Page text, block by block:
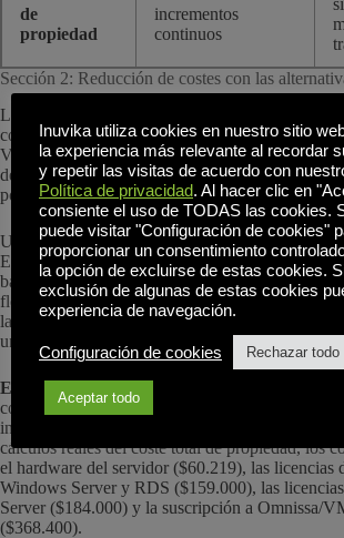
de
propiedad
incrementos
continuos
Sección 2: Reducción de costes con las
Los argumentos económicos a favor de las
convincentes. Las organizaciones que gestionan
VMware suelen enfrentarse a costes de licencia
dependencia de la infraestructura y a la mano de
por la complejidad.
Una alternativa Omnissa/ VMware Horizon
Enterprise aborda cada uno de los factores de
basada en Linux elimina dependencias de
flexibilidad del hipervisor elimina la
la migración a una infraestructura más rentable.
unificada reduce los requisitos de personal de TI.
Ejemplo de coste:
con 500 usuarios nominales que ejecutan
infraestructura vSphere con una suscripción de
cálculos reales del coste total de propiedad, los
el hardware del servidor ($60.219), las licencias
Windows Server y RDS ($159.000), las
Server ($184.000) y la suscripción a Omnissa/
($368.400).
Inuvika utiliza cookies en nuestro sitio
la experiencia más relevante al recordar
y repetir las visitas de acuerdo con
Política de privacidad. Al hacer clic en
consiente el uso de TODAS las cookies.
puede visitar "Configuración de cookies"
proporcionar un consentimiento
la opción de excluirse de estas cookies.
exclusión de algunas de estas cookies
experiencia de navegación.
Configuración de cookies Rechazar todo
Aceptar todo